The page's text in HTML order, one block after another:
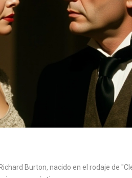
Burton, nacido en el rodaje de